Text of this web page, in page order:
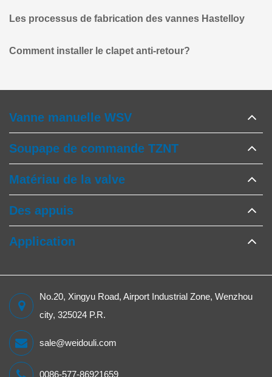
Les processus de fabrication des vannes Hastelloy
Comment installer le clapet anti-retour?
Vanne manuelle WSV
Soupape de commande TZNT
Matériau de la valve
Des appuis
Application
No.20, Xingyu Road, Airport Industrial Zone, Wenzhou
city, 325024 P.R.
sale@weidouli.com
0086-577-86921659